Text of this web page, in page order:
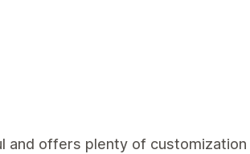
and offers plenty of